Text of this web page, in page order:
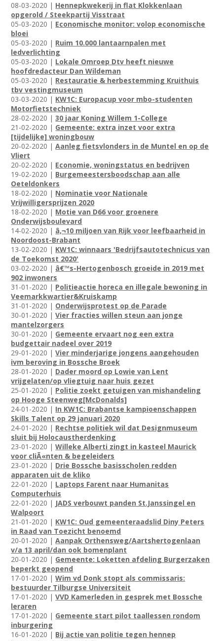
08-03-2020 | Hennepkwekerij in flat Klokkenlaan
opgerold / Steekpartij Visstraat
05-03-2020 | Economische monitor: volop economische
bloei
05-03-2020 | Ruim 10.000 lantaarnpalen met
ledverlichting
05-03-2020 | Lokale Omroep Dtv heeft nieuwe
hoofdredacteur Dan Wildeman
05-03-2020 | Restauratie & herbestemming Kruithuis
tbv vestingmuseum
03-03-2020 | KW1C: Europacup voor mbo-studenten
Motorfietstechniek
28-02-2020 |30 jaar Koning Willem 1-College
21-02-2020 | Gemeente: extra inzet voor extra
[tijdelijke] woningbouw
20-02-2020 |Aanleg fietsvlonders in de Muntel en op de
Vliert
20-02-2020 | Economie, woningstatus en bedrijven
19-02-2020 | Burgemeestersboodschap aan alle
Oeteldonkers
18-02-2020 | Nominatie voor Nationale
Vrijwilligersprijzen 2020
18-02-2020 | Motie van D66 voor groenere
Onderwijsboulevard
14-02-2020 | â‚¬10 miljoen van Rijk voor leefbaarheid in
Noordoost-Brabant
13-02-2020 | KW1C: winnaars 'Bedrijfsautotechnicus van
de Toekomst 2020'
03-02-2020 | â€™s-Hertogenbosch groeide in 2019 met
902 inwoners
31-01-2020 | Politieactie horeca en illegale bewoning in
Veemarkkwartier&Kruiskamp
31-01-2020 | Onderwijsprotest op de Parade
30-01-2020 |Vier fracties willen steun aan jonge
mantelzorgers
30-01-2020 | Gemeente ervaart nog een extra
budgettair nadeel over 2019
29-01-2020 |Vier minderjarige jongens aangehouden
ivm beroving in Bossche Broek
28-01-2020 | Dader moord op Lowie van Lent
vrijgelaten/op vliegtuig naar huis gezet
25-01-2020 | Politie zoekt getuigen van mishandeling
op Hooge Steenweg[McDonalds]
24-01-2020 | In KW1C: Brabantse kampioenschappen
Skills Talent op 29 januari 2020
24-01-2020 | Rechtse politiek wil dat Designmuseum
sluit bij Holocaustherdenking
23-01-2020 |Willeke Alberti zingt in kasteel Maurick
voor cliÃ«nten & begeleiders
23-01-2020 | Drie Bossche basisscholen redden
apparaten uit de kliko
22-01-2020 | Laptops Farent naar Humanitas
Computerhuis
22-01-2020 | JADS verbouwt panden St.Janssingel en
Walpoort
21-01-2020 | KW1C: Oud gemeenteraadslid Diny Peters
in Raad van Toezicht benoemd
20-01-2020 |Aanpak Orthensweg/Aartshertogenlaan
v/a 13 april/dan ook bomenplant
20-01-2020 | Gemeente: Loketten afdeling Burgerzaken
beperkt geopend
17-01-2020 |Wim vd Donk stopt als commissaris:
bestuurder Tilburgse Universiteit
17-01-2020 |VVD Kamerleden in gesprek met Bossche
leraren
17-01-2020 | Gemeente start pilot taallessen rondom
inburgering
16-01-2020 | Bij actie van politie tegen hennep